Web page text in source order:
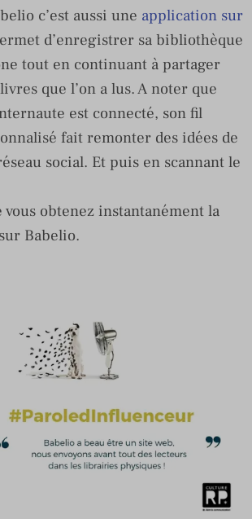
c’est aussi une application sur
d’enregistrer sa bibliothèque
tout en continuant à partager
que l’on a lus. A noter que
est connecté, son fil
fait remonter des idées de
social. Et puis en scannant le
obtenez instantanément la
Babelio.